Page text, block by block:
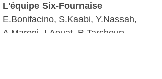
L'équipe Six-Fournaise
E.Bonifacino, S.Kaabi, Y.Nassah,
A.Maroni, I.Aouat, B.Tarchoun,